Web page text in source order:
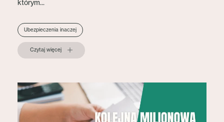
którym...
Ubezpieczenia inaczej
Czytaj więcej